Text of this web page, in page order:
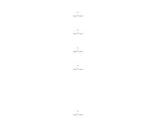
_:_
_:_
_:_
_:_
_:_